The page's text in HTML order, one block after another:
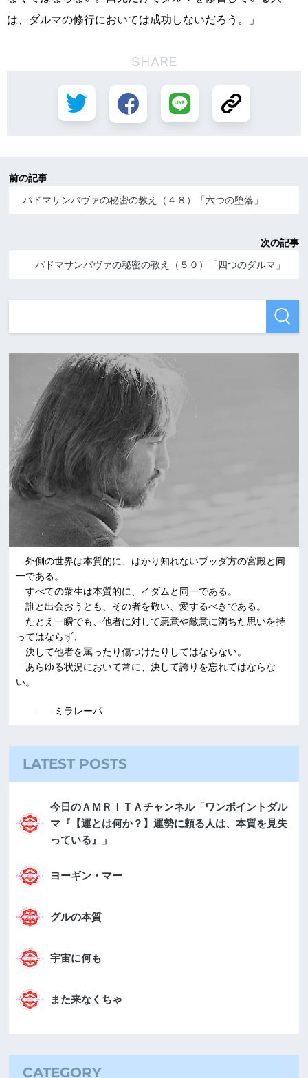
は、ダルマの修行においては成功しないだろう。」
SHARE
前の記事
パドマサンバヴァの秘密の教え（４８）「六つの堕落」
次の記事
パドマサンバヴァの秘密の教え（５０）「四つのダルマ」
外側の世界は本質的に、はかり知れないブッダ方の宮殿と同
一である。
すべての衆生は本質的に、イダムと同一である。
誰と出会おうとも、その者を敬い、愛するべきである。
たとえ一瞬でも、他者に対して悪意や敵意に満ちた思いを持
ってはならず、
決して他者を罵ったり傷つけたりしてはならない。
あらゆる状況において常に、決して誇りを忘れてはならな
い。
――ミラレーパ
LATEST POSTS
今日のＡＭＲＩＴＡチャンネル「ワンポイントダル
マ『【運とは何か？】運勢に頼る人は、本質を見失
っている』」
ヨーギン・マー
グルの本質
宇宙に何も
また来なくちゃ
CATEGORY